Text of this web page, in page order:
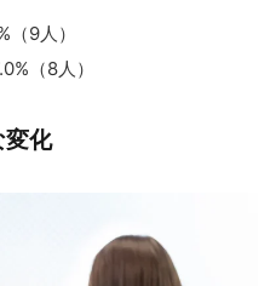
（9人）
（8人）
変化